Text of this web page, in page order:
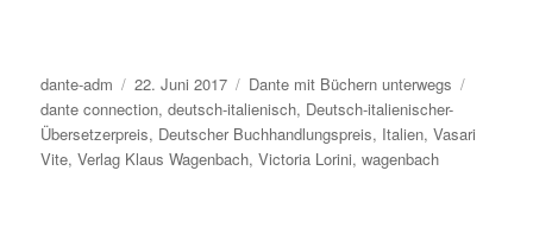
Autor
dante-adm
Veröffentlicht
am
22. Juni 2017 Kategorien
Dante mit Büchern unterwegs
dante connection,deutsch-italienisch, Deutsch-italienischer-
Übersetzerpreis, Deutscher Buchhandlungspreis, Italien,Vasari
Vite,Verlag Klaus Wagenbach,Victoria Lorini,wagenbach